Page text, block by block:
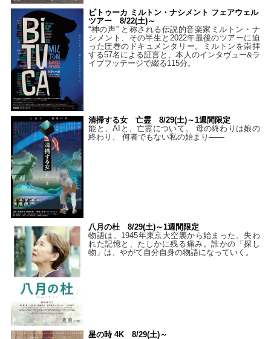
ビトゥーカ ミルトン・ナシメント フェアウェル
ツアー 8/22(土)～
“神の声” と称される伝説的音楽家ミルトン・ナ
シメント、その半生と2022年最後のツアーに迫
った圧巻のドキュメンタリー。ミルトンを崇拝
する57名による証言と、本人のインタヴュー&ラ
イブフッテージで綴る115分。
清掃する女 亡霊 8/29(土)～1週間限定
能と、AIと、亡霊について。 母の終わりは娘の
終わり、 何者でもない私の始まり――
八月の杜 8/29(土)～1週間限定
物語は、1945年東京大空襲から始まった。失わ
れた記憶と、たしかに残る痛み。誰かの「探し
物」は、やがて自分自身の物語になっていく。
星の時 4K 8/29(土)～